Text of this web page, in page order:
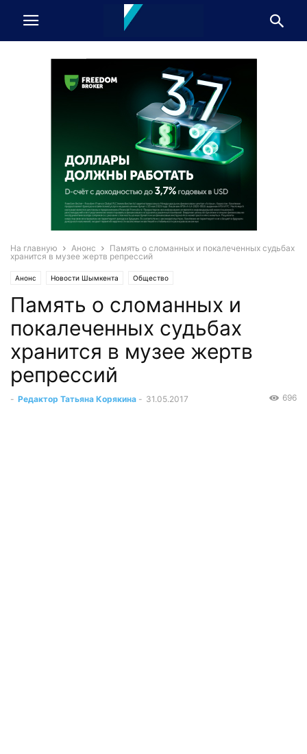
На главную Анонс
Память о сломанных и покалеченных судьбах
хранится в музее жертв репрессий
Анонс Новости Шымкента Общество
Память о сломанных и
покалеченных судьбах
хранится в музее жертв
репрессий
- Редактор Татьяна Корякина - 31.05.2017 696